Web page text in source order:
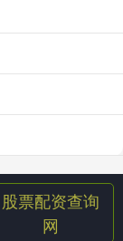
股票配资查询
网